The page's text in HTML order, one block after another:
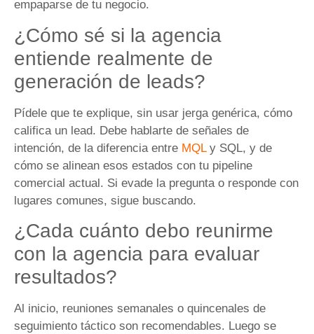
empaparse de tu negocio.
¿Cómo sé si la agencia
entiende realmente de
generación de leads?
Pídele que te explique, sin usar jerga genérica, cómo
califica un lead. Debe hablarte de señales de
intención, de la diferencia entre MQLy SQL, y de
cómo se alinean esos estados con tu pipeline
comercial actual. Si evade la pregunta o responde con
lugares comunes, sigue buscando.
¿Cada cuánto debo reunirme
con la agencia para evaluar
resultados?
Al inicio, reuniones semanales o quincenales de
seguimiento táctico son recomendables. Luego se